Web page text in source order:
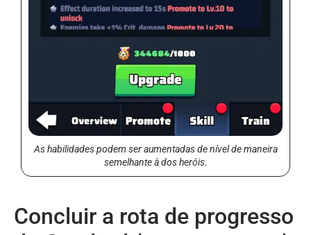
As habilidades podem ser aumentadas de nível de maneira
semelhante à dos heróis.
Concluir a rota de progresso